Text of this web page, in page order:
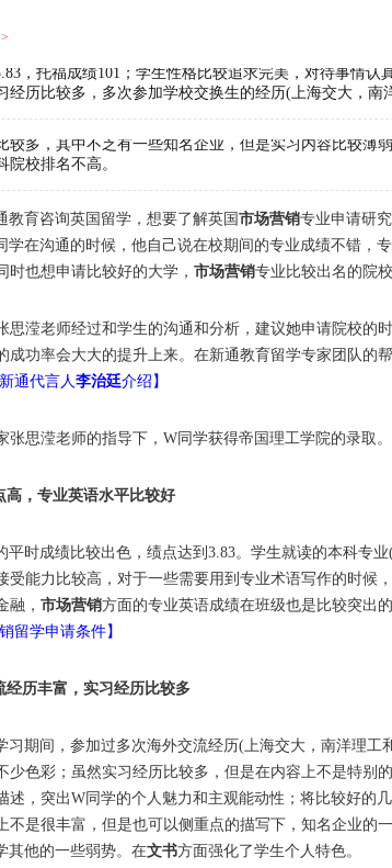
，托福成绩101；学生性格比较追求完美，对待事情
经历比较多，多次参加学校交换生的经历(上海交大，南
较多，其中不乏有一些知名企业，但是实习内容比较薄
院校排名不高。
教育咨询英国留学，想要了解英国 市场营销专业申请研
学在沟通的时候，他自己说在校期间的专业成绩不错，
时也想申请比较好的大学， 市场营销专业比较出名的院校
思滢老师经过和学生的沟通和分析，建议她申请院校的
成功率会大大的提升上来。在新通教育留学专家团队的
新通代言人李治廷介绍】
张思滢老师的指导下，W同学获得帝国理工学院的录取
高，专业英语水平比较好
平时成绩比较出色，绩点达到3.83。学生就读的本科专
受能力比较高，对于一些需要用到专业术语写作的时候
融， 市场营销方面的专业英语成绩在班级也是比较突出
留学申请条件】
经历丰富，实习经历比较多
习期间，参加过多次海外交流经历(上海交大，南洋理
少色彩；虽然实习经历比较多，但是在内容上不是特别
述，突出W同学的个人魅力和主观能动性；将比较好的
不是很丰富，但是也可以侧重点的描写下，知名企业的
其他的一些弱势。在文书方面强化了学生个人特色。